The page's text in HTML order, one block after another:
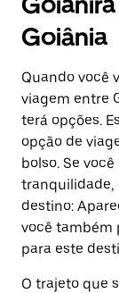
Goiânia
Quando você
viagem entre
terá opções.
opção de
bolso. Se
tranquilidade,
destino:
você também
para este
O trajeto que